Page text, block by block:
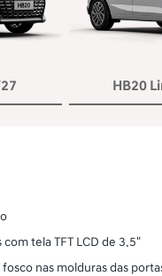
HB20
tela TFT LCD de 3.5"
nas molduras das